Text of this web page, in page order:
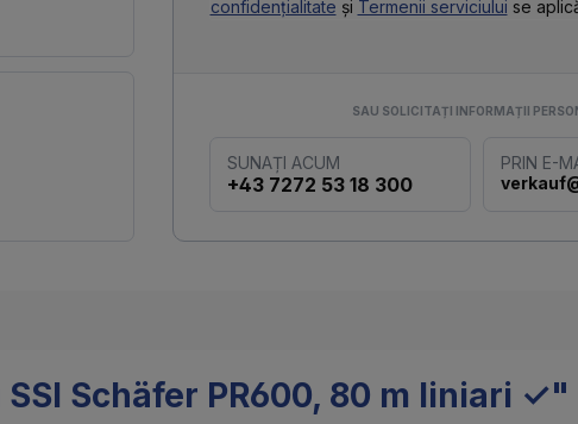
confidențialitate și Termenii serviciului se
SAU SOLICITAȚI INFORMAȚII
SUNAȚI ACUM
+43 7272 53 18 300
PRIN E-
Schäfer PR600, 80 m liniari ✓"